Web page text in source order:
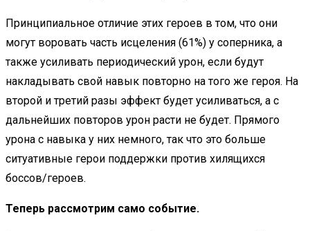
Принципиальное отличие этих героев в том, что они
могут воровать часть исцеления (61%) у соперника, а
также усиливать периодический урон, если будут
накладывать свой навык повторно на того же героя. На
второй и третий разы эффект будет усиливаться, а с
дальнейших повторов урон расти не будет. Прямого
урона с навыка у них немного, так что это больше
ситуативные герои поддержки против хилящихся
боссов/героев.
Теперь рассмотрим само событие.